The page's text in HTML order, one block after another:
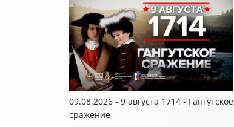
09.08.2026 - 9 августа 1714 - Гангутское
сражение